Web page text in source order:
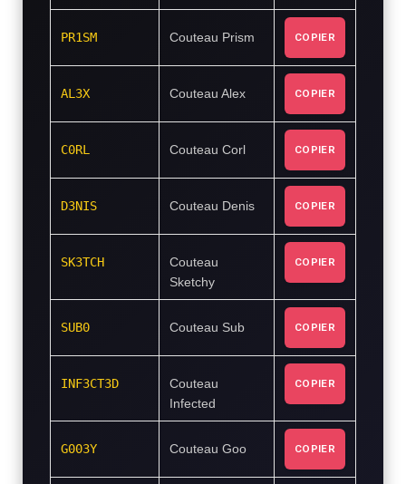
PR1SM Couteau Prism COPIER
AL3X Couteau Alex COPIER
C0RL Couteau Corl COPIER
D3NIS Couteau Denis COPIER
SK3TCH
Couteau
Sketchy
COPIER
SUB0 Couteau Sub COPIER
INF3CT3D
Couteau
Infected
COPIER
G003Y Couteau Goo COPIER